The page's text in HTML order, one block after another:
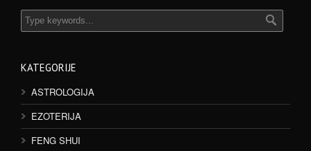
KATEGORIJE
ASTROLOGIJA
EZOTERIJA
FENG SHUI